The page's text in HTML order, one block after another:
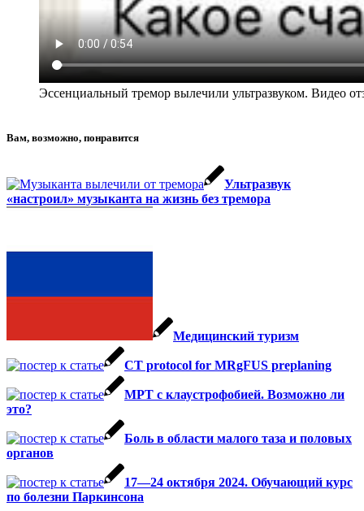
Эссенциальный тремор вылечили ультразвуком. Видео
Вам, возможно, понравится
Ультразвук
«настроил» музыканта на жизнь без тремора
Медицинский туризм
CT protocol for MRgFUS preplaning
МРТ с клаустрофобией. Возможно ли
это?
Боль в области малого таза и половых
органов
17—24 октября 2024. Обучающий курс
по болезни Паркинсона